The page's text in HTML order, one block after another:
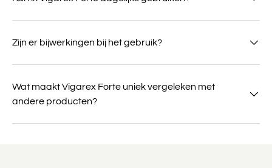
Zijn er bijwerkingen bij het gebruik?
Wat maakt Vigarex Forte uniek vergeleken met
andere producten?